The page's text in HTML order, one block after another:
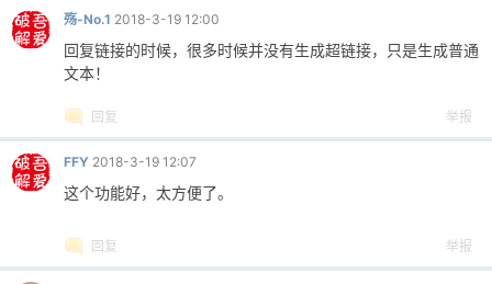
殇-No.1 2018-3-19 12:00
回复链接的时候，很多时候并没有生成超链接，只是生成普通
文本！
回复 举报
FFY 2018-3-19 12:07
这个功能好，太方便了。
回复 举报